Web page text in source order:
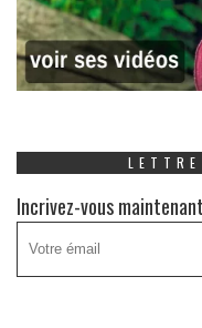
Incrivez-vous